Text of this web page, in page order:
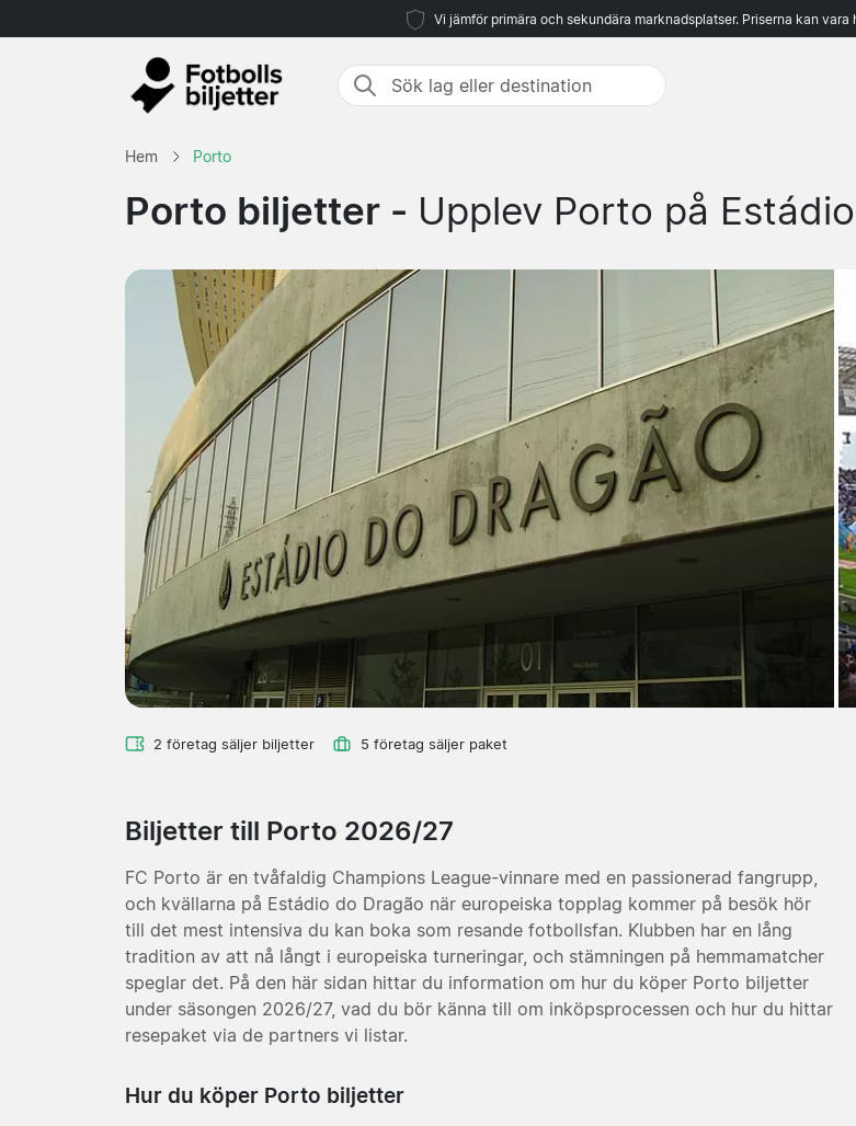
Vi jämför primära och sekundära marknadsplatser. Priserna kan
Hem Porto
Porto biljetter - Upplev Porto på
2 företag säljer biljetter 5 företag säljer paket
Biljetter till Porto 2026/27
FC Porto är en tvåfaldig Champions League-vinnare med en passionerad fangrupp,
och kvällarna på Estádio do Dragão när europeiska topplag kommer på besök hör
till det mest intensiva du kan boka som resande fotbollsfan. Klubben har en lång
tradition av att nå långt i europeiska turneringar, och stämningen på hemmamatcher
speglar det. På den här sidan hittar du information om hur du köper Porto biljetter
under säsongen 2026/27, vad du bör känna till om inköpsprocessen och hur du hittar
resepaket via de partners vi listar.
Hur du köper Porto biljetter